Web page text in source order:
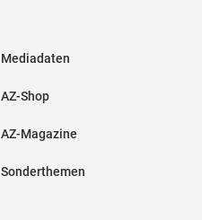
Mediadaten
AZ-Shop
AZ-Magazine
Sonderthemen